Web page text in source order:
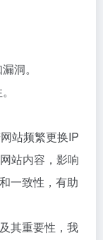
洞。
站频繁更换IP
站内容，影响
一致性，有助
其重要性，我